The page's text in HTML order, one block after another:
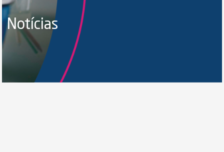
Notícias